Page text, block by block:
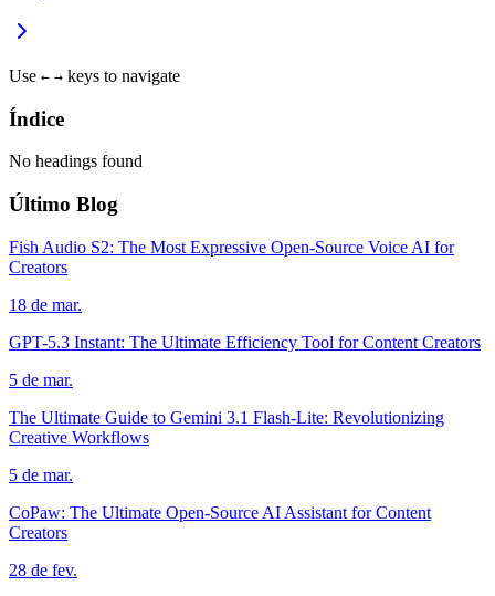
Use ← → keys to navigate
Índice
No headings found
Último Blog
Fish Audio S2: The Most Expressive Open-Source Voice AI for
Creators
18 de mar.
GPT-5.3 Instant: The Ultimate Efficiency Tool for Content Creators
5 de mar.
The Ultimate Guide to Gemini 3.1 Flash-Lite: Revolutionizing
Creative Workflows
5 de mar.
CoPaw: The Ultimate Open-Source AI Assistant for Content
Creators
28 de fev.